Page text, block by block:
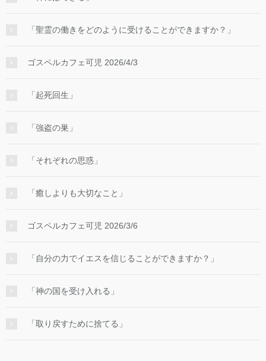
「聖霊の働きをどのように受けることができますか？」
ゴスペルカフェ可児 2026/4/3
「起死回生」
「強盗の巣」
「それぞれの思惑」
「癒しよりも大切なこと」
ゴスペルカフェ可児 2026/3/6
「自分の力でイエスを信じることができますか？」
「神の国を受け入れる」
「取り戻すために捨てる」